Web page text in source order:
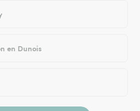
en Dunois